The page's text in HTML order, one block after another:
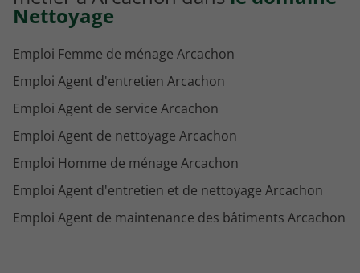
Nettoyage
Emploi Femme de ménage Arcachon
Emploi Agent d'entretien Arcachon
Emploi Agent de service Arcachon
Emploi Agent de nettoyage Arcachon
Emploi Homme de ménage Arcachon
Emploi Agent d'entretien et de nettoyage Arcachon
Emploi Agent de maintenance des bâtiments Arcachon